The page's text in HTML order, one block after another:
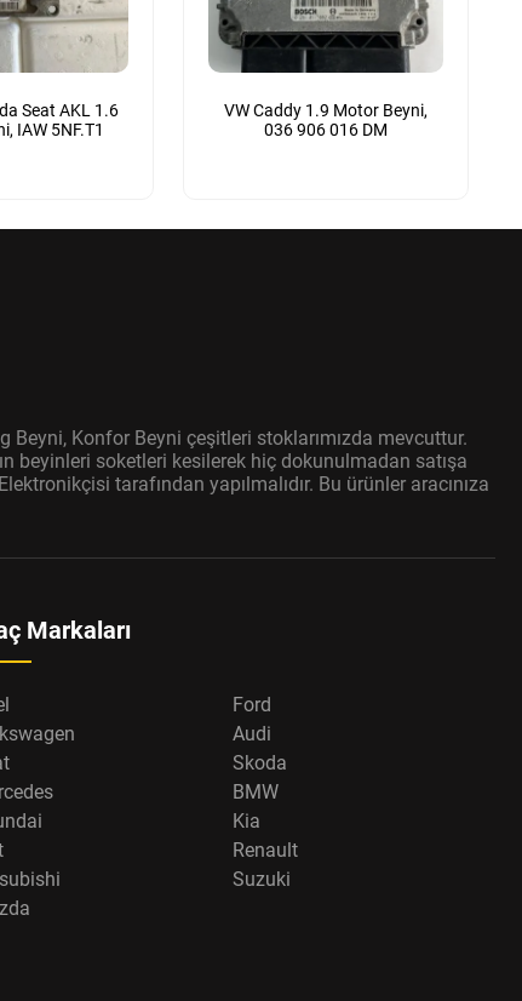
Seat AKL 1.6
IAW 5NF.T1
VW Caddy 1.9 Motor Beyni,
036 906 016 DM
Beyni, Konfor Beyni çeşitleri stoklarımızda mevcuttur.
beyinleri soketleri kesilerek hiç dokunulmadan satışa
tarafından yapılmalıdır. Bu ürünler aracınıza
Markaları
Ford
Audi
Skoda
BMW
Kia
Renault
Suzuki